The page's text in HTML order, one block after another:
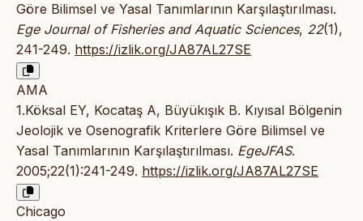
Göre Bilimsel ve Yasal Tanımlarının Karşılaştırılması.
Ege Journal of Fisheries and Aquatic Sciences, 22(1),
241-249. https://izlik.org/JA87AL27SE
AMA
1.Köksal EY, Kocataş A, Büyükışık B. Kıyısal Bölgenin
Jeolojik ve Osenografik Kriterlere Göre Bilimsel ve
Yasal Tanımlarının Karşılaştırılması. EgeJFAS.
2005;22(1):241-249. https://izlik.org/JA87AL27SE
Chicago